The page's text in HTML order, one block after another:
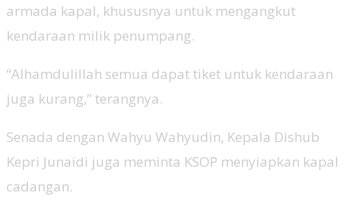
armada kapal, khususnya untuk mengangkut
kendaraan milik penumpang.
“Alhamdulillah semua dapat tiket untuk kendaraan
juga kurang,” terangnya.
Senada dengan Wahyu Wahyudin, Kepala Dishub
Kepri Junaidi juga meminta KSOP menyiapkan kapal
cadangan.